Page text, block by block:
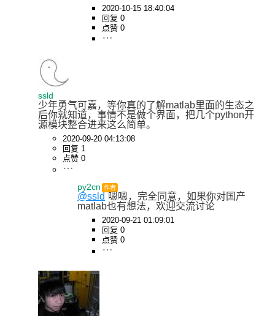
2020-10-15 18:40:04
回复 0
点赞 0
ssld
少年勇气可嘉，等你真的了解matlab里面的生态之
后你就知道，事情不是做个界面，把几个python开
源模块整合进来这么简单。
2020-09-20 04:13:08
回复 1
点赞 0
py2cn 作者
@ssld 嗯嗯，完全同意，如果你对国产
matlab也有想法，欢迎交流讨论
2020-09-21 01:09:01
回复 0
点赞 0